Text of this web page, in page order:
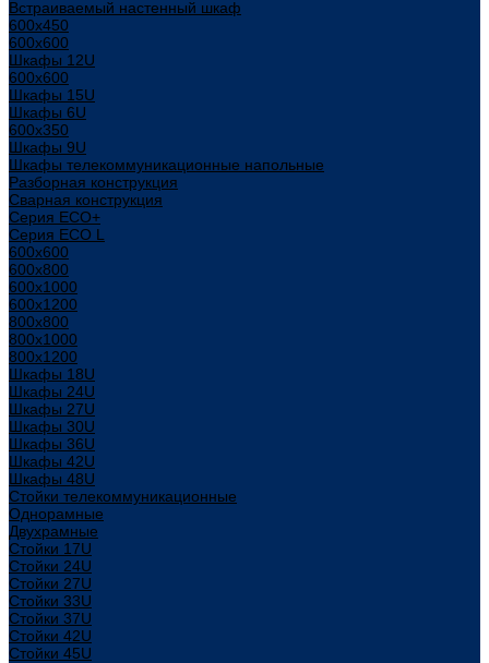
Встраиваемый настенный шкаф
600x450
600x600
Шкафы 12U
600x600
Шкафы 15U
Шкафы 6U
600x350
Шкафы 9U
Шкафы телекоммуникационные напольные
Разборная конструкция
Сварная конструкция
Серия ECO+
Серия ECO L
600x600
600x800
600х1000
600х1200
800x800
800х1000
800х1200
Шкафы 18U
Шкафы 24U
Шкафы 27U
Шкафы 30U
Шкафы 36U
Шкафы 42U
Шкафы 48U
Стойки телекоммуникационные
Однорамные
Двухрамные
Стойки 17U
Стойки 24U
Стойки 27U
Стойки 33U
Стойки 37U
Стойки 42U
Стойки 45U